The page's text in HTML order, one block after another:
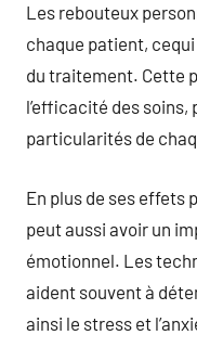
Les rebouteux
chaque patient,
du traitement. Cette
l’efficacité des soins,
particularités de
En plus de ses effets
peut aussi avoir un
émotionnel. Les
aident souvent à
ainsi le stress et